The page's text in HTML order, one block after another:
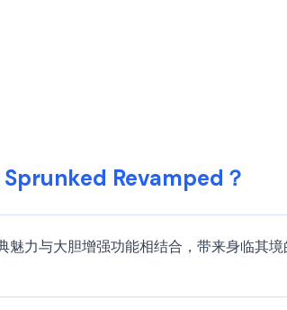
Sprunked Revamped？
力与大胆增强功能相结合，带来身临其